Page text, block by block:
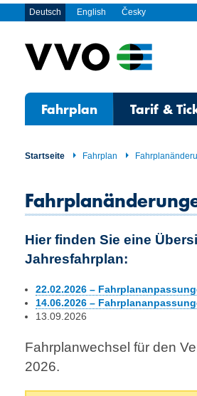
Deutsch English Česky
Fahrplan Tarif &
Startseite Fahrplan
Hier finden Sie eine
Jahresfahrplan:
22.02.2026 –
14.06.2026 –
13.09.2026
Fahrplanwechsel für den
2026.